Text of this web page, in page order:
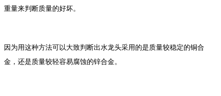
重量来判断质量的好坏。
因为用这种方法可以大致判断出水龙头采用的是质量较稳定的铜合
金，还是质量较轻容易腐蚀的锌合金。